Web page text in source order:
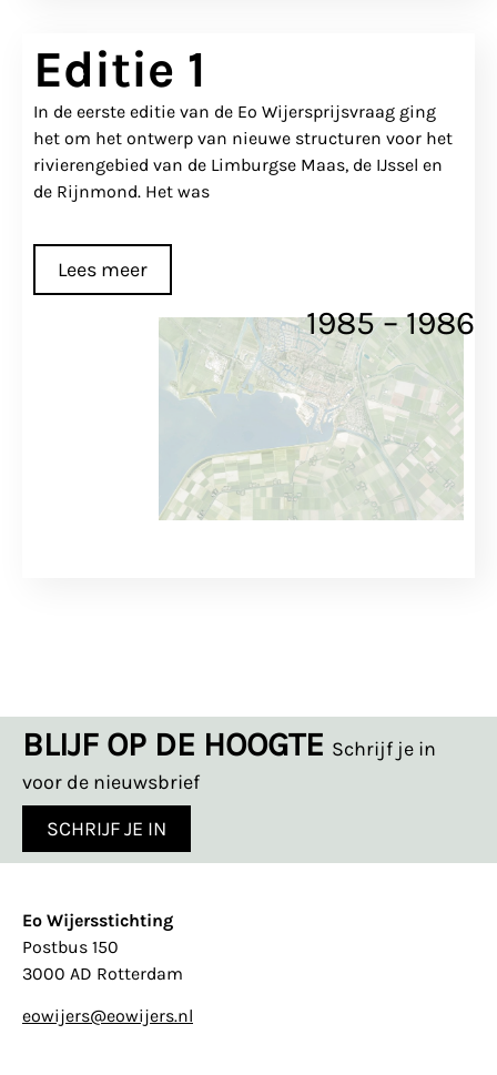
Editie 1
In de eerste editie van de Eo Wijersprijsvraag ging
het om het ontwerp van nieuwe structuren voor het
rivierengebied van de Limburgse Maas, de IJssel en
de Rijnmond. Het was
Lees meer
1985 – 1986
BLIJF OP DE HOOGTE Schrijf je in
voor de nieuwsbrief
SCHRIJF JE IN
Eo Wijersstichting
Postbus 150
3000 AD Rotterdam
eowijers@eowijers.nl